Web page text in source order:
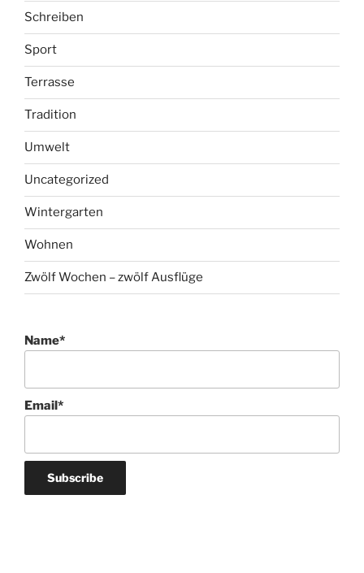
Schreiben
Sport
Terrasse
Tradition
Umwelt
Uncategorized
Wintergarten
Wohnen
Zwölf Wochen – zwölf Ausflüge
Name*
Email*